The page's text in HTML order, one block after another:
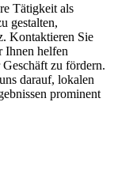
Tätigkeit als
gestalten,
Kontaktieren Sie
Ihnen helfen
zu fördern.
darauf, lokalen
prominent